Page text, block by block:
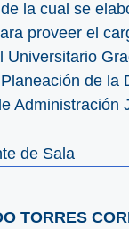
la cual se
proveer el
Universitario
de la
Administración
de Sala
TORRES